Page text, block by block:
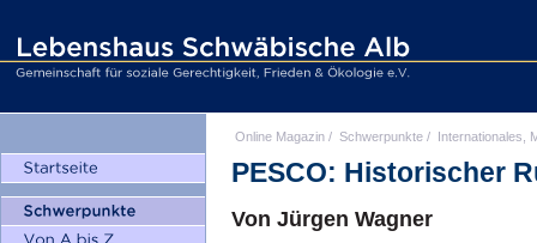
Online Magazin / Schwerpunkte / Internationales,
PESCO: Historischer
Von Jürgen Wagner